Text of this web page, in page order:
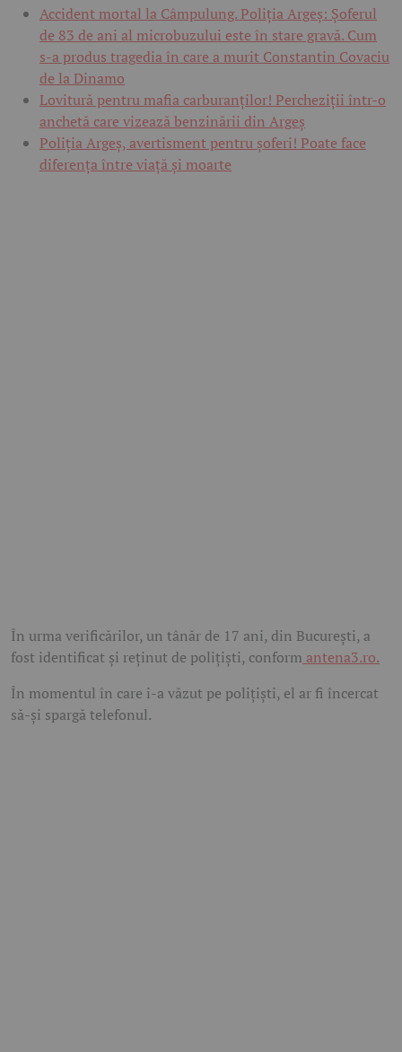
Accident mortal la Câmpulung. Poliția Argeș: Șoferul
de 83 de ani al microbuzului este în stare gravă. Cum
s-a produs tragedia în care a murit Constantin Covaciu
de la Dinamo
Lovitură pentru mafia carburanților! Percheziții într-o
anchetă care vizează benzinării din Argeș
Poliția Argeș, avertisment pentru șoferi! Poate face
diferența între viață și moarte
În urma verificărilor, un tânăr de 17 ani, din București, a
fost identificat și reținut de polițiști, conform antena3.ro.
În momentul în care i-a văzut pe polițiști, el ar fi încercat
să-și spargă telefonul.